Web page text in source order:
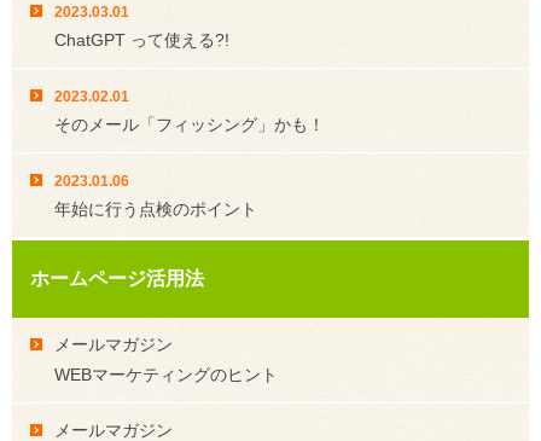
2023.03.01
ChatGPT って使える?!
2023.02.01
そのメール「フィッシング」かも！
2023.01.06
年始に行う点検のポイント
ホームページ活用法
メールマガジン
WEBマーケティングのヒント
メールマガジン